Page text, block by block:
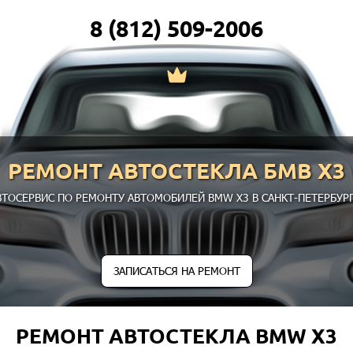
8 (812) 509-2006
РЕМОНТ АВТОСТЕКЛА БМВ Х3
ПО РЕМОНТУ АВТОМОБИЛЕЙ BMW X3 В САНКТ-
ЗАПИСАТЬСЯ НА РЕМОНТ
РЕМОНТ АВТОСТЕКЛА BMW X3